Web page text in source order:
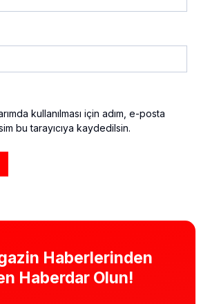
kullanılması için adım, e-posta
bu tarayıcıya kaydedilsin.
Haberlerinden
Haberdar Olun!